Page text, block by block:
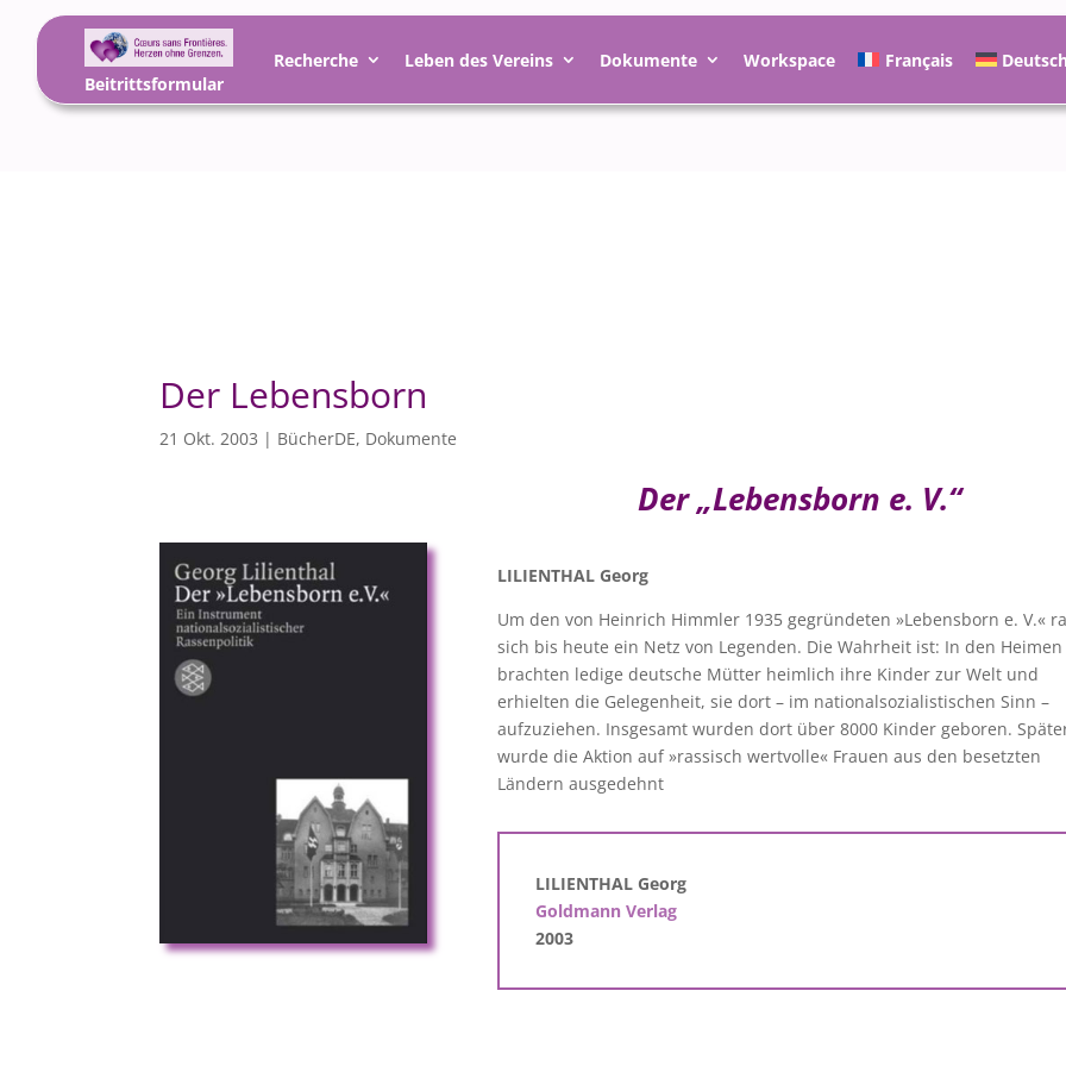
Recherche Leben des Vereins Dokumente Workspace Français Deutsch
Beitrittsformular
Der Lebensborn
21 Okt. 2003 | BücherDE, Dokumente
Der „Lebensborn e. V.“
LILIENTHAL Georg
Um den von Heinrich Himmler 1935 gegründeten »Lebensborn e. V.«
sich bis heute ein Netz von Legenden. Die Wahrheit ist: In den Heimen
brachten ledige deutsche Mütter heimlich ihre Kinder zur Welt und
erhielten die Gelegenheit, sie dort – im nationalsozialistischen Sinn –
aufzuziehen. Insgesamt wurden dort über 8000 Kinder geboren.
wurde die Aktion auf »rassisch wertvolle« Frauen aus den besetzten
Ländern ausgedehnt
LILIENTHAL Georg
Goldmann Verlag
2003